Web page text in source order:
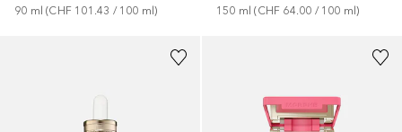
90 ml (CHF 101.43 / 100 ml) 150 ml (CHF 64.00 / 100 ml)
+ 7